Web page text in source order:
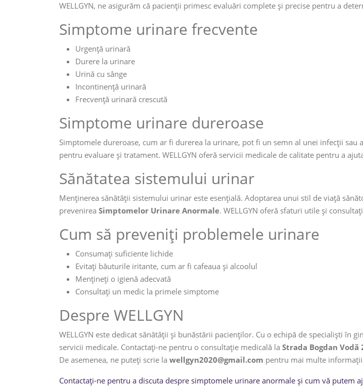
WELLGYN, ne asigurăm că pacienții primesc evaluări complete și precise pentru a
Simptome urinare frecvente
Urgență urinară
Durere la urinare
Urină cu sânge
Incontinență urinară
Frecvență urinară crescută
Simptome urinare dureroase
Simptomele dureroase, cum ar fi durerea la urinare, pot fi un semn al unei infecții
pentru evaluare și tratament. WELLGYN oferă servicii medicale de calitate pentru a
Sănătatea sistemului urinar
Menținerea sănătății sistemului urinar este esențială. Adoptarea unui stil de viață
prevenirea Simptomelor Urinare Anormale. WELLGYN oferă sfaturi utile și
Cum să preveniți problemele urinare
Consumați suficiente lichide
Evitați băuturile iritante, cum ar fi cafeaua și alcoolul
Mențineți o igienă adecvată
Consultați un medic la primele simptome
Despre WELLGYN
WELLGYN este dedicat sănătății și bunăstării pacienților. Cu o echipă de specialiști în
servicii medicale. Contactați-ne pentru o consultație medicală la Strada Bogdan Vodă
De asemenea, ne puteți scrie la wellgyn2020@gmail.com pentru mai multe
Contactați-ne pentru a discuta despre simptomele urinare anormale și cum vă putem